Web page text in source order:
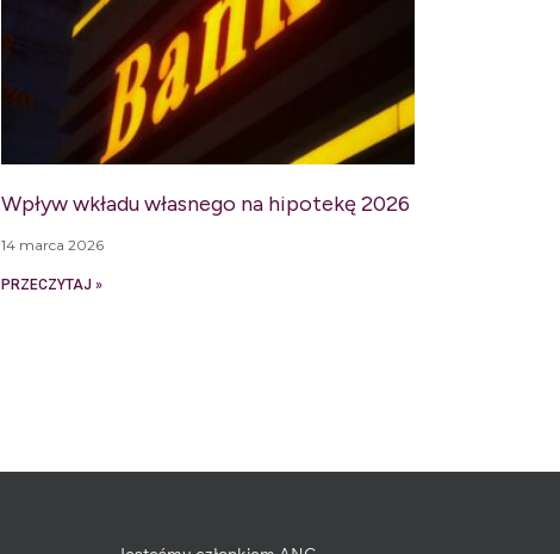
Wpływ wkładu własnego na hipotekę 2026
14 marca 2026
PRZECZYTAJ »